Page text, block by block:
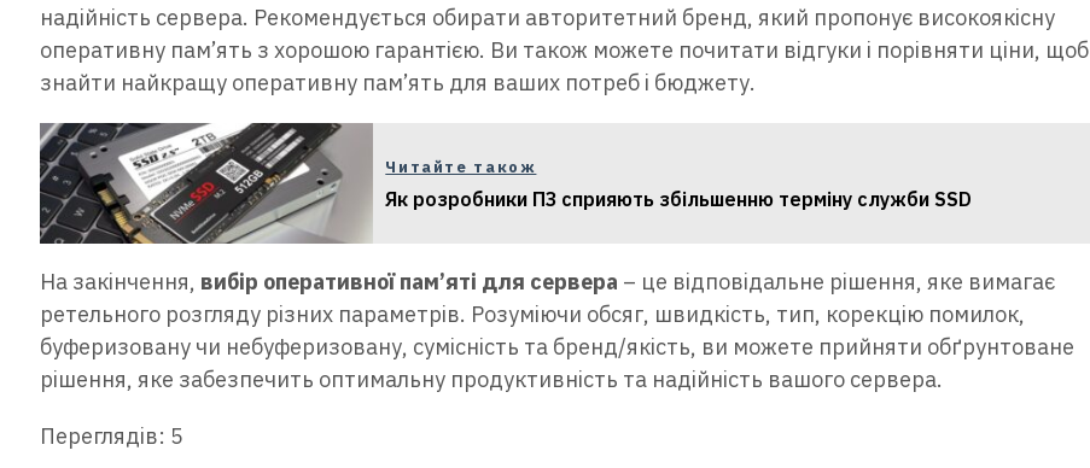
надійність сервера. Рекомендується обирати авторитетний бренд, який пропонує високоякісну
оперативну пам’ять з хорошою гарантією. Ви також можете почитати відгуки і порівняти ціни, щоб
знайти найкращу оперативну пам’ять для ваших потреб і бюджету.
Читайте також
Як розробники ПЗ сприяють збільшенню терміну служби SSD
На закінчення, вибір оперативної пам’яті для сервера – це відповідальне рішення, яке вимагає
ретельного розгляду різних параметрів. Розуміючи обсяг, швидкість, тип, корекцію помилок,
буферизовану чи небуферизовану, сумісність та бренд/якість, ви можете прийняти обґрунтоване
рішення, яке забезпечить оптимальну продуктивність та надійність вашого сервера.
Переглядів: 5